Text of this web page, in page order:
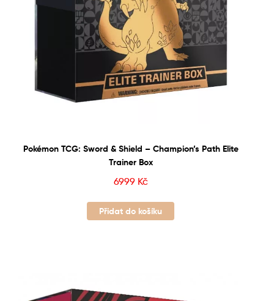
Pokémon TCG: Sword & Shield – Champion’s Path Elite
Trainer Box
6999 Kč
Přidat do košíku